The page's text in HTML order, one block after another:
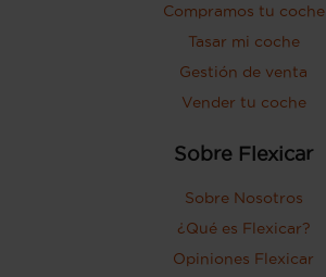
Compramos tu coche
Tasar mi coche
Gestión de venta
Vender tu coche
Sobre Flexicar
Sobre Nosotros
¿Qué es Flexicar?
Opiniones Flexicar